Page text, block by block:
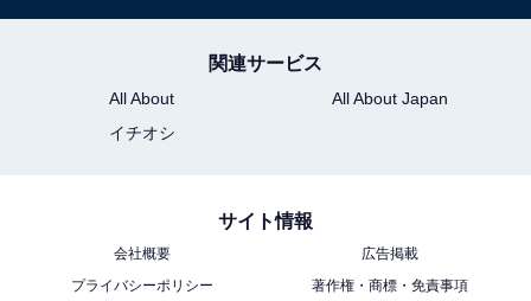
関連サービス
All About
All About Japan
イチオシ
サイト情報
会社概要
広告掲載
プライバシーポリシー
著作権・商標・免責事項